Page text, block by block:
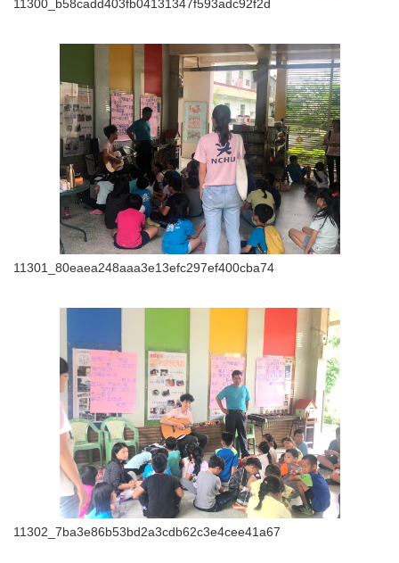
11300_b58cadd403fb04131347f593adc92f2d
11301_80eaea248aaa3e13efc297ef400cba74
11302_7ba3e86b53bd2a3cdb62c3e4cee41a67